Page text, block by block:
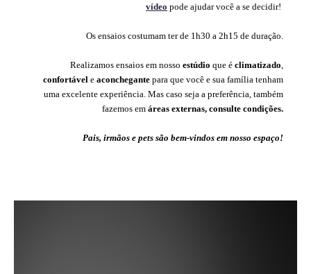
vídeo pode ajudar você a se decidir!
Os ensaios costumam ter de 1h30 a 2h15 de duração.
Realizamos ensaios em nosso estúdio que é climatizado
confortável e aconchegante para que você e sua família tenham
uma excelente experiência. Mas caso seja a preferência, também
fazemos em áreas externas, consulte condições.
Pais, irmãos e pets são bem-vindos em nosso espaço!